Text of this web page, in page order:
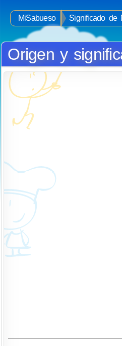
MiSabueso Significado de
Origen y